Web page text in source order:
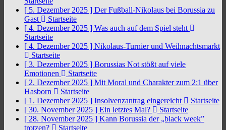
[ 5. Dezember 2025 ] Der Fußball-Nikolaus bei Borussia zu
Gast
Startseite
[ 4. Dezember 2025 ] Was auch auf dem Spiel steht
Startseite
[ 4. Dezember 2025 ] Nikolaus-Turnier und Weihnachtsmarkt
Startseite
[ 3. Dezember 2025 ] Borussias Not stößt auf viele
Emotionen
Startseite
[ 2. Dezember 2025 ] Mit Moral und Charakter zum 2:1 über
Hasborn
Startseite
[ 1. Dezember 2025 ] Insolvenzantrag eingereicht
Startseite
[ 30. November 2025 ] Ein letztes Mal?
Startseite
[ 28. November 2025 ] Kann Borussia der „black week”
trotzen?
Startseite